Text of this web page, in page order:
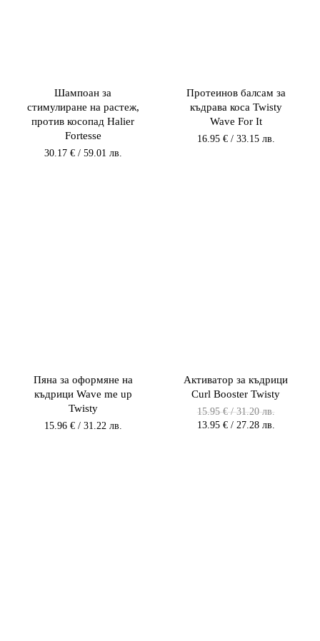
Шампоан за
стимулиране на растеж,
против косопад Halier
Fortesse
30.17 €/ 59.01 лв.
Протеинов балсам за
къдрава коса Twisty
Wave For It
16.95 €/ 33.15 лв.
Пяна за оформяне на
къдрици Wave me up
Twisty
15.96 €/ 31.22 лв.
Активатор за къдрици
Curl Booster Twisty
15.95€/ 31.20 лв.Original
13.95 €/ 27.28 лв.